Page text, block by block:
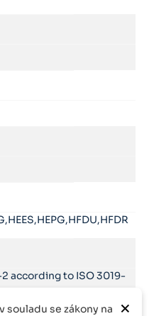
according to ISO 3019-
×
souladu se zákony na